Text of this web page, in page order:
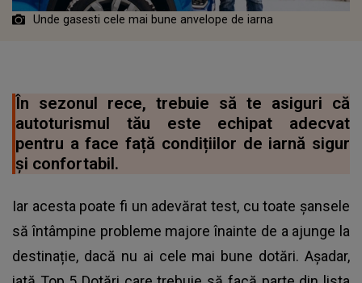
Unde gasesti cele mai bune anvelope de iarna
În sezonul rece, trebuie să te asiguri că
autoturismul tău este echipat adecvat
pentru a face față condițiilor de iarnă sigur
și confortabil.
Iar acesta poate fi un adevărat test, cu toate șansele
să întâmpine probleme majore înainte de a ajunge la
destinație, dacă nu ai cele mai bune dotări. Așadar,